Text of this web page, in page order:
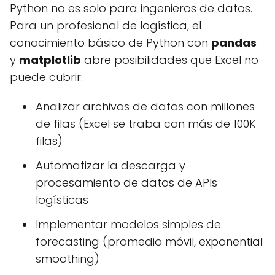
Python no es solo para ingenieros de datos.
Para un profesional de logística, el
conocimiento básico de Python con pandas
y matplotlib abre posibilidades que Excel no
puede cubrir:
Analizar archivos de datos con millones
de filas (Excel se traba con más de 100K
filas)
Automatizar la descarga y
procesamiento de datos de APIs
logísticas
Implementar modelos simples de
forecasting (promedio móvil, exponential
smoothing)